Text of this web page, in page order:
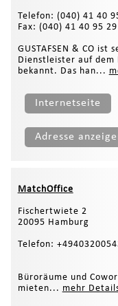
Telefon: (040) 41 40
Fax: (040) 41 40 95 29
GUSTAFSEN & CO
Dienstleister auf
bekannt. Das han...
Internetseite
Adresse
MatchOffice
Fischertwiete 2
20095 Hamburg
Telefon:
Büroräume und
mieten... mehr